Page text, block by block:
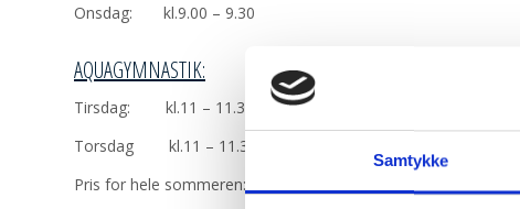
Samtykke
Onsdag: kl.9.00 – 9.30
AQUAGYMNASTIK:
Tirsdag: kl.11 – 11.30
Torsdag kl.11 – 11.30
Pris for hele sommeren: